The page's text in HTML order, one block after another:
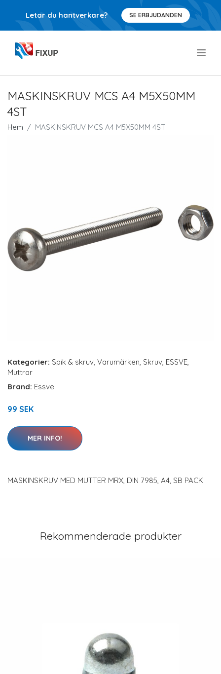
Letar du hantverkare? SE ERBJUDANDEN
MASKINSKRUV MCS A4 M5X50MM
4ST
Hem MASKINSKRUV MCS A4 M5X50MM 4ST
Kategorier: Spik & skruv, Varumärken, Skruv, ESSVE,
Muttrar
Brand: Essve
99 SEK
MER INFO!
MASKINSKRUV MED MUTTER MRX, DIN 7985, A4, SB PACK
Rekommenderade produkter